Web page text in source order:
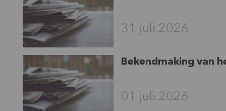
31 juli 2026
Bekendmaking van
01 juli 2026